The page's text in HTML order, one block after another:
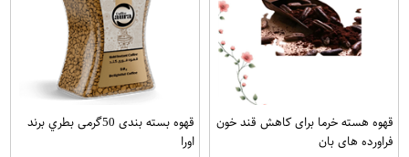
قهوه هسته خرما برای کاهش قند خون
فراورده های بان
قهوه بسته بندی 50گرمی بطري برند
اورا